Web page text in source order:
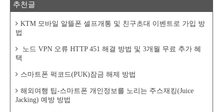
추천글
KTM 모바일 알뜰폰 셀프개통 및 친구초대 이벤트로 가입 방
법
노드 VPN 오류 HTTP 451 해결 방법 및 3개월 무료 추가 혜
택
스마트폰 퍽코드(PUK)잠금 해제 방법
해외여행 팁-스마트폰 개인정보를 노리는 주스재킹(Juice
Jacking) 예방 방법